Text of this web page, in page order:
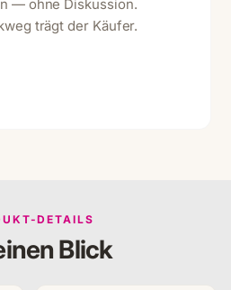
— ohne Diskussion.
trägt der Käufer.
DETAILS
Blick